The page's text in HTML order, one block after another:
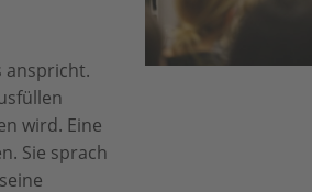
anspricht.
wird. Eine
Sie sprach